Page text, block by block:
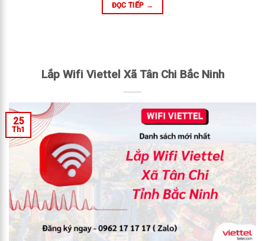
ĐỌC TIẾP →
Lắp Wifi Viettel Xã Tân Chi Bắc Ninh
25
Th1